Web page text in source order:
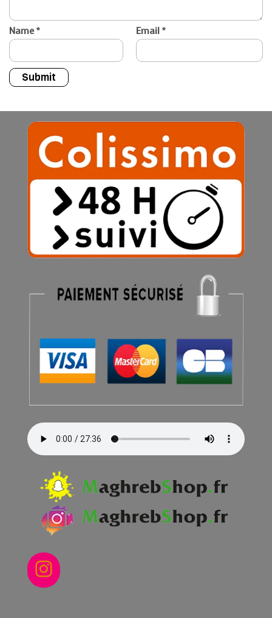
Name* Email *
Instagram